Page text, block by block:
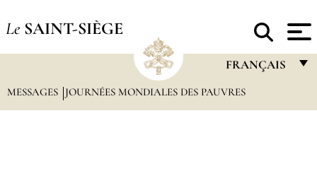
Le SAINT-SIÈGE
FRANÇAIS
FRANÇAIS
MESSAGES JOURNÉES MONDIALES DES PAUVRES